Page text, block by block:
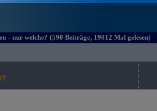
- nur welche? (590 Beiträge, 19012 Mal gelesen)